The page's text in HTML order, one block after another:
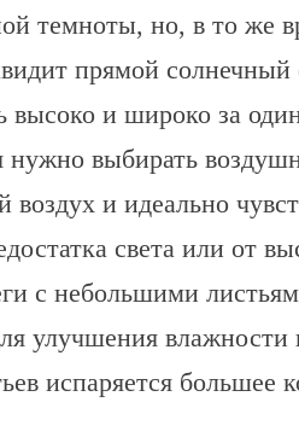
темноты, но, в то же
прямой
высоко и широко за
нужно выбирать
воздух и идеально
света или от
с небольшими
улучшения влажности
испаряется большее